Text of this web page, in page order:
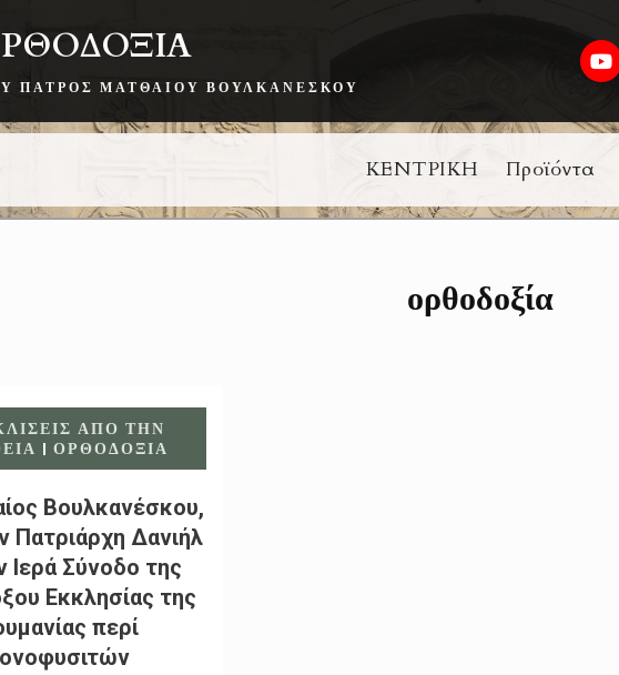
ΠΑΤΡΌΣ ΜΑΤΘΑΊΟΥ ΒΟΥΛΚΑΝΈΣΚΟΥ
ΚΕΝΤΡΙΚΗ Προϊόντα
ορθοδοξία
ΑΠΌ ΤΗΝ
| ΟΡΘΟΔΟΞΊΑ
Βουλκανέσκου,
Πατριάρχη Δανιήλ
Ιερά Σύνοδο της
Εκκλησίας της
περί